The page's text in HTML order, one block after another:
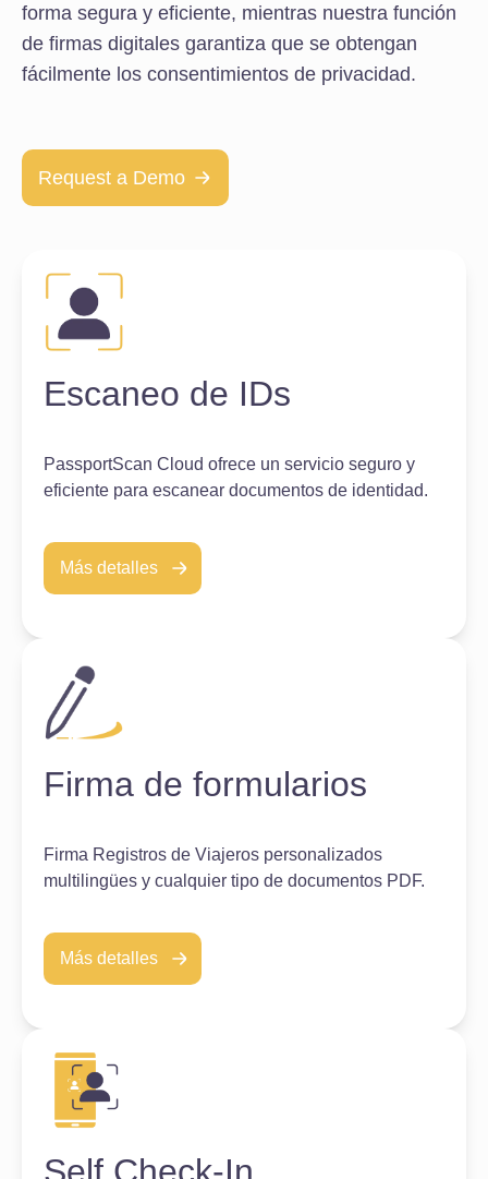
forma segura y eficiente, mientras nuestra función
de firmas digitales garantiza que se obtengan
fácilmente los consentimientos de privacidad.
Request a Demo
Escaneo de IDs
PassportScan Cloud ofrece un servicio seguro y
eficiente para escanear documentos de identidad.
Más detalles
Firma de formularios
Firma Registros de Viajeros personalizados
multilingües y cualquier tipo de documentos PDF.
Más detalles